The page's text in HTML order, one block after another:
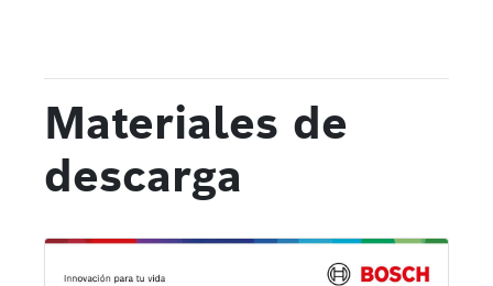
Materiales de
descarga